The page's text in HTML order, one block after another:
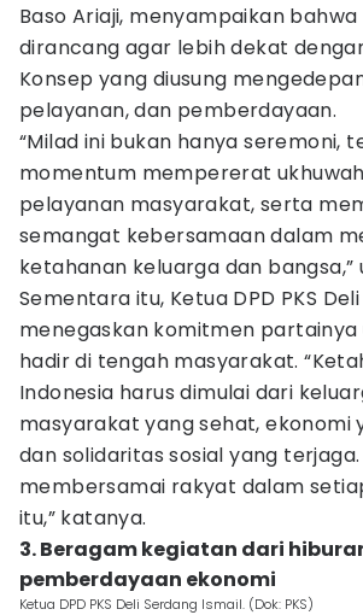
Baso Ariaji, menyampaikan
dirancang agar lebih dekat
Konsep yang diusung
pelayanan, dan pemberdayaan.
“Milad ini bukan hanya seremoni,
momentum mempererat
pelayanan masyarakat, serta
semangat kebersamaan dalam
ketahanan keluarga dan bangsa,”
Sementara itu, Ketua DPD PKS
menegaskan komitmen partainya
hadir di tengah masyarakat.
Indonesia harus dimulai dari
masyarakat yang sehat, ekonomi
dan solidaritas sosial yang terjaga.
membersamai rakyat dalam
itu,” katanya.
3. Beragam kegiatan dari
pemberdayaan ekonomi
Ketua DPD PKS Deli Serdang Ismail. (Dok: PKS)